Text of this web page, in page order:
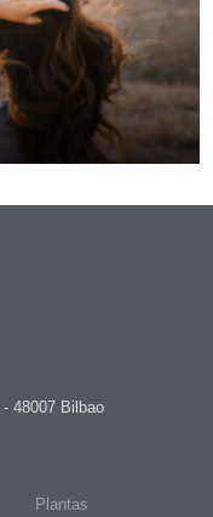
48007 Bilbao
Plantas